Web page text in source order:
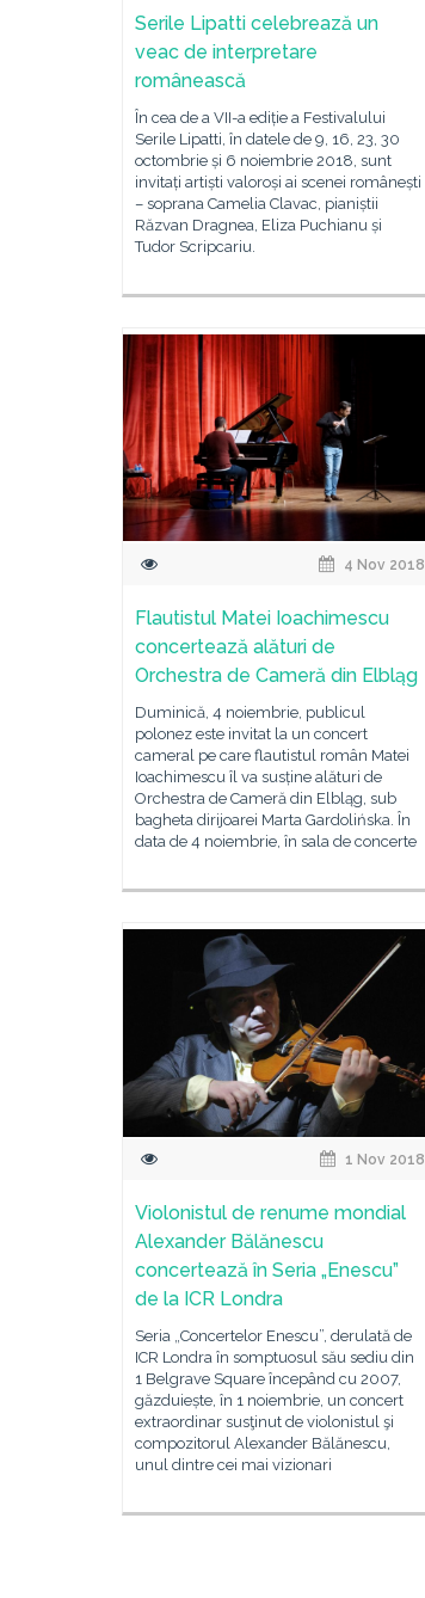
Serile Lipatti celebrează un
veac de interpretare
românească
În cea de a VII-a ediție a Festivalului
Serile Lipatti, în datele de 9, 16, 23, 30
octombrie și 6 noiembrie 2018, sunt
invitați artiști valoroși ai scenei românești
– soprana Camelia Clavac, pianiștii
Răzvan Dragnea, Eliza Puchianu și
Tudor Scripcariu.
4 Nov 2018
Flautistul Matei Ioachimescu
concertează alături de
Orchestra de Cameră din Elbląg
Duminică, 4 noiembrie, publicul
polonez este invitat la un concert
cameral pe care flautistul român Matei
Ioachimescu îl va susține alături de
Orchestra de Cameră din Elbląg, sub
bagheta dirijoarei Marta Gardolińska. În
data de 4 noiembrie, în sala de concerte
1 Nov 2018
Violonistul de renume mondial
Alexander Bălănescu
concertează în Seria „Enescu”
de la ICR Londra
Seria „Concertelor Enescu”, derulată de
ICR Londra în somptuosul său sediu din
1 Belgrave Square începând cu 2007,
găzduiește, în 1 noiembrie, un concert
extraordinar susţinut de violonistul şi
compozitorul Alexander Bălănescu,
unul dintre cei mai vizionari